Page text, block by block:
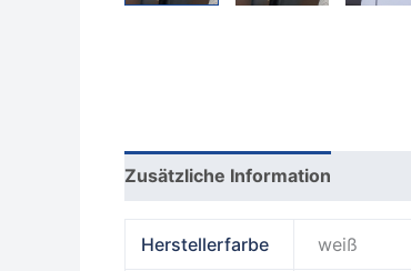
Zusätzliche Information
Herstellerfarbe weiß